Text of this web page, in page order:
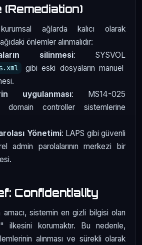
kurumsal ağlarda kalıcı olarak
önlemler alınmalıdır:
silinmesi: SYSVOL
gibi eski dosyaların manuel
uygulanması: MS14-025
domain controller sistemlerine
Yönetimi: LAPS gibi güvenli
admin parolalarının merkezi bir
Confidentiality
amacı, sistemin en gizli bilgisi olan
ilkesini korumaktır. Bu nedenle,
alınması ve sürekli olarak